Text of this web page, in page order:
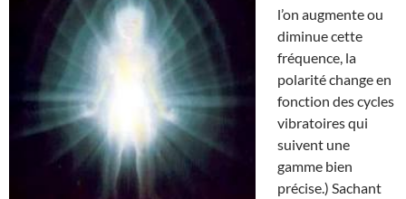
l’on augmente ou
diminue cette
fréquence, la
polarité change en
fonction des cycles
vibratoires qui
suivent une
gamme bien
précise.) Sachant